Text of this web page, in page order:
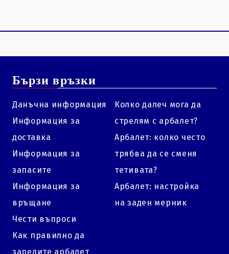
Бързи връзки
Данъчна информация
Информация за
доставка
Информация за
запасите
Информация за
връщане
Чести въпроси
Как правилно да
заредите арбалет
Колко далеч мога да
стрелям с арбалет?
Арбалет: колко често
трябва да се сменя
тетивата?
Арбалет: настройка
на заден мерник